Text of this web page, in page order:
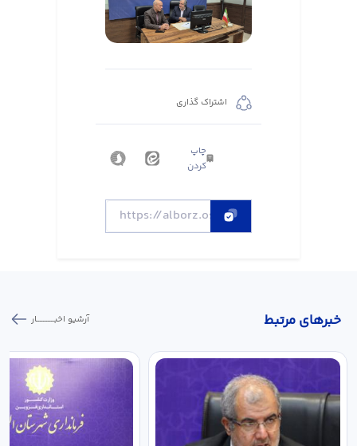
اشتراک گذاری
چاپ
کردن
خبر‌های مرتبط آرشیو اخبـــــــــــار